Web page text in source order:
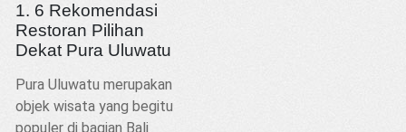
1. 6 Rekomendasi
Restoran Pilihan
Dekat Pura Uluwatu
Pura Uluwatu merupakan
objek wisata yang begitu
populer di bagian Bali